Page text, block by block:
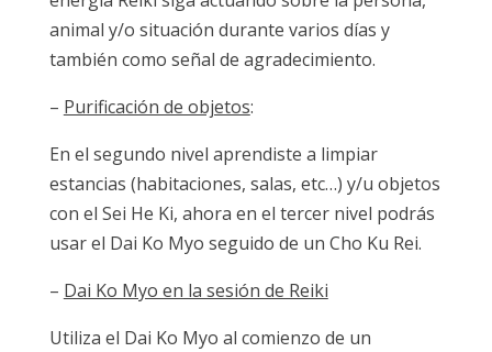
animal y/o situación durante varios días y
también como señal de agradecimiento.
– Purificación de objetos:
En el segundo nivel aprendiste a limpiar
estancias (habitaciones, salas, etc…) y/u objetos
con el Sei He Ki, ahora en el tercer nivel podrás
usar el Dai Ko Myo seguido de un Cho Ku Rei.
– Dai Ko Myo en la sesión de Reiki
Utiliza el Dai Ko Myo al comienzo de un